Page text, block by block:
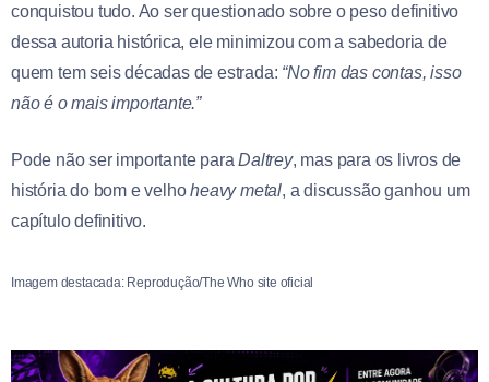
conquistou tudo. Ao ser questionado sobre o peso definitivo
dessa autoria histórica, ele minimizou com a sabedoria de
quem tem seis décadas de estrada: “No fim das contas, isso
não é o mais importante.”
Pode não ser importante paraDaltrey, mas para os livros de
história do bom e velhoheavy metal, a discussão ganhou um
capítulo definitivo.
Imagem destacada: Reprodução/The Who site oficial